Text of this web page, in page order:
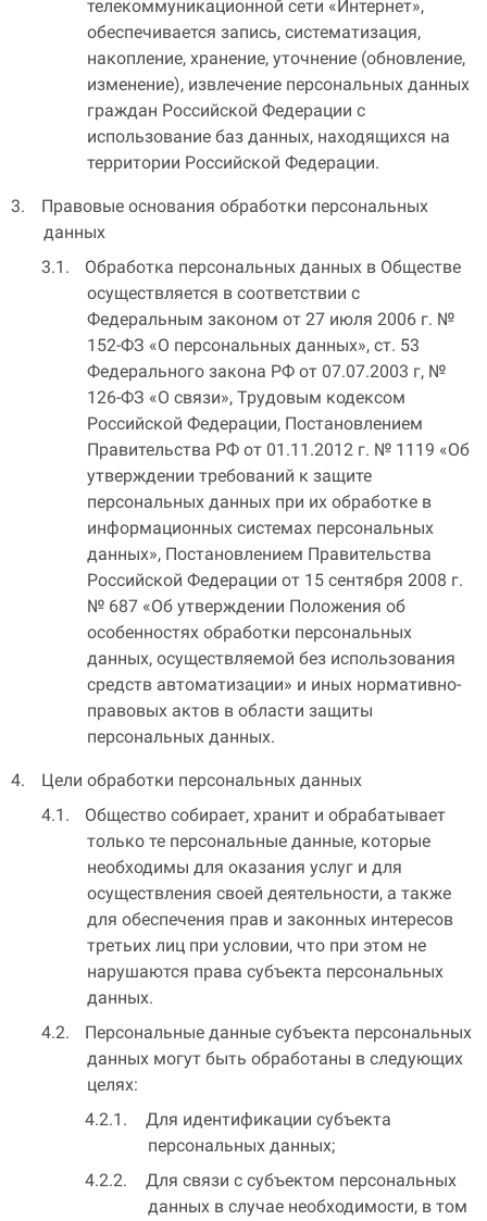
телекоммуникационной сети «Интернет»,
обеспечивается запись, систематизация,
накопление, хранение, уточнение (обновление,
изменение), извлечение персональных данных
граждан Российской Федерации с
использование баз данных, находящихся на
территории Российской Федерации.
Правовые основания обработки персональных
данных
Обработка персональных данных в Обществе
осуществляется в соответствии с
Федеральным законом от 27 июля 2006 г. №
152-ФЗ «О персональных данных», ст. 53
Федерального закона РФ от 07.07.2003 г, №
126-ФЗ «О связи», Трудовым кодексом
Российской Федерации, Постановлением
Правительства РФ от 01.11.2012 г. № 1119 «Об
утверждении требований к защите
персональных данных при их обработке в
информационных системах персональных
данных», Постановлением Правительства
Российской Федерации от 15 сентября 2008 г.
№ 687 «Об утверждении Положения об
особенностях обработки персональных
данных, осуществляемой без использования
средств автоматизации» и иных нормативно-
правовых актов в области защиты
персональных данных.
Цели обработки персональных данных
Общество собирает, хранит и обрабатывает
только те персональные данные, которые
необходимы для оказания услуг и для
осуществления своей деятельности, а также
для обеспечения прав и законных интересов
третьих лиц при условии, что при этом не
нарушаются права субъекта персональных
данных.
Персональные данные субъекта персональных
данных могут быть обработаны в следующих
целях:
Для идентификации субъекта
персональных данных;
Для связи с субъектом персональных
данных в случае необходимости, в том